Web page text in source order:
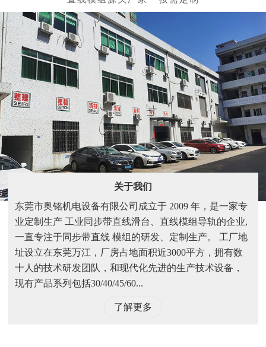
关于我们
东莞市奥铭机电设备有限公司成立于 2009 年，是一家专
业定制生产 工业同步带直线滑台、直线模组导轨的企业,
一直专注于同步带直线 模组的研发、定制生产。 工厂地
址设立在东莞万江，厂房占地面积近3000平方，拥有数
十人的技术研发团队，和现代化先进的生产技术设备，
现有产品系列包括30/40/45/60...
了解更多